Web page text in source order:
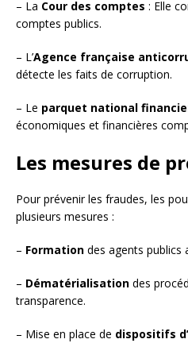
– La Cour des comptes : Elle
comptes publics.
– L’Agence française
détecte les faits de corruption.
– Le parquet national
économiques et financières
Les mesures de
Pour prévenir les fraudes, les
plusieurs mesures :
– Formation des agents publics
– Dématérialisation des
transparence.
– Mise en place de dispositifs